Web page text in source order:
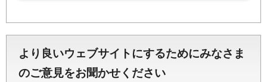
より良いウェブサイトにするためにみなさま
のご意見をお聞かせください